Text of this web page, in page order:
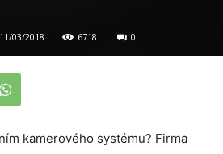
11/03/2018 6718 0
kamerového systému? Firma